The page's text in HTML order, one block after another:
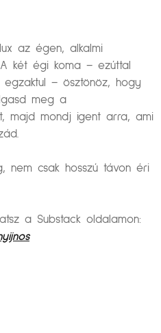
az égen, alkalmi
két égi koma – ezúttal
egzaktul – ösztönöz, hogy
meg a
majd mondj igent arra, ami
nem csak hosszú távon éri
a Substack oldalamon: